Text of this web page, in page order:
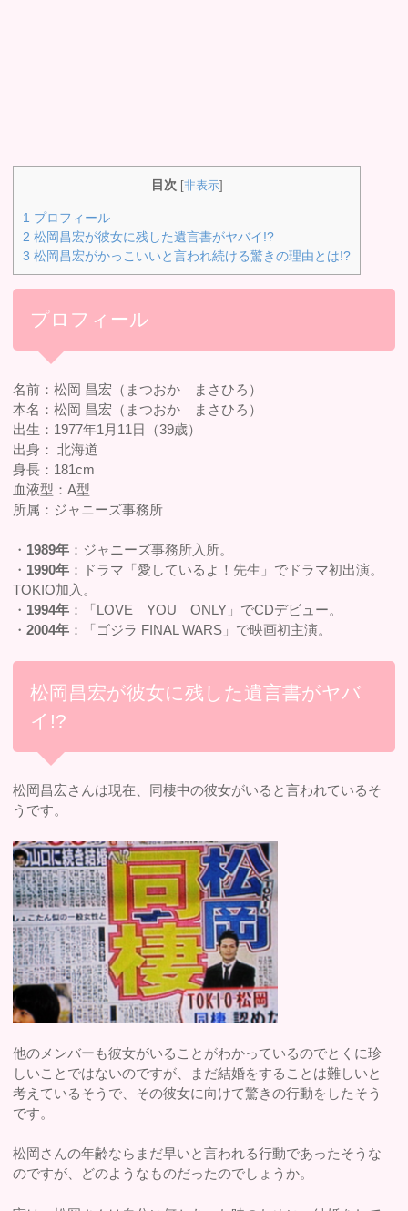
目次 [非表示]
1 プロフィール
2 松岡昌宏が彼女に残した遺言書がヤバイ!?
3 松岡昌宏がかっこいいと言われ続ける驚きの理由とは!?
プロフィール
名前：松岡 昌宏（まつおか まさひろ）
本名：松岡 昌宏（まつおか まさひろ）
出生：1977年1月11日（39歳）
出身： 北海道
身長：181cm
血液型：A型
所属：ジャニーズ事務所
・ 1989年 ：ジャニーズ事務所入所。
・ 1990年 ：ドラマ「愛しているよ！先生」でドラマ初出演。
TOKIO加入。
・ 1994年 ：「LOVE YOU ONLY」でCDデビュー。
・2004年 ：「ゴジラ FINAL WARS」で映画初主演。
松岡昌宏が彼女に残した遺言書がヤバ
イ!?
松岡昌宏さんは現在、同棲中の彼女がいると言われているそ
うです。
他のメンバーも彼女がいることがわかっているのでとくに珍
しいことではないのですが、まだ結婚をすることは難しいと
考えているそうで、その彼女に向けて驚きの行動をしたそう
です。
松岡さんの年齢ならまだ早いと言われる行動であったそうな
のですが、どのようなものだったのでしょうか。